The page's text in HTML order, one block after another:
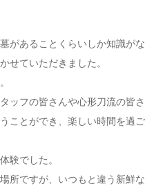
があることくらいしか知識がな
せていただきました。
ッフの皆さんや心形刀流の皆さ
ことができ、楽しい時間を過ご
験でした。
所ですが、いつもと違う新鮮な